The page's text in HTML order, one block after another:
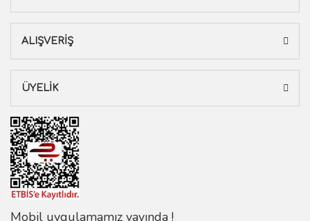
ALIŞVERİŞ
ÜYELİK
Mobil uygulamamız yayında !